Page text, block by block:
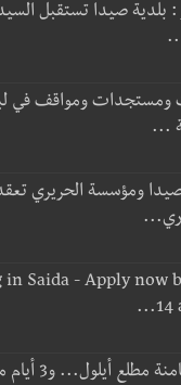
: بلدية صيدا تستقبل
ومستجدات ومواقف في
...
ومؤسسة الحريري
in Saida - Apply now
14
جولة ثامنة